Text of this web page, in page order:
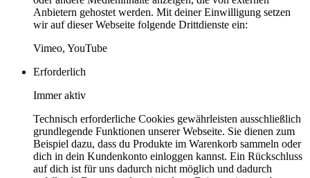
Anbietern gehostet werden. Mit deiner Einwilligung setzen
wir auf dieser Webseite folgende Drittdienste ein:
Vimeo, YouTube
Erforderlich
Immer aktiv
Technisch erforderliche Cookies gewährleisten ausschließlich
grundlegende Funktionen unserer Webseite. Sie dienen zum
Beispiel dazu, dass du Produkte im Warenkorb sammeln oder
dich in dein Kundenkonto einloggen kannst. Ein Rückschluss
auf dich ist für uns dadurch nicht möglich und dadurch